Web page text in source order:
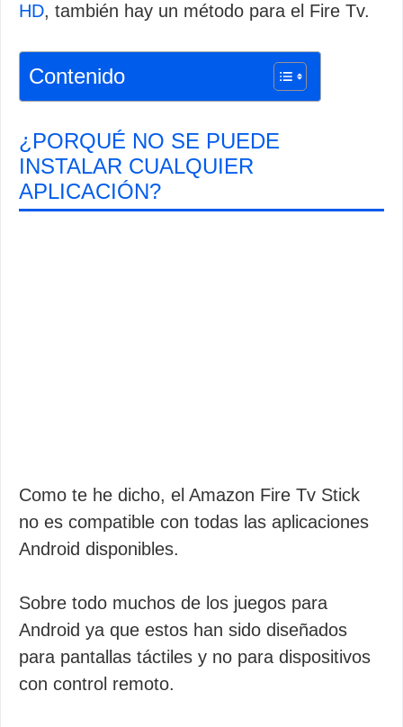
HD, también hay un método para el Fire Tv.
Contenido
¿PORQUÉ NO SE PUEDE
INSTALAR CUALQUIER
APLICACIÓN?
Como te he dicho, el Amazon Fire Tv Stick
no es compatible con todas las aplicaciones
Android disponibles.
Sobre todo muchos de los juegos para
Android ya que estos han sido diseñados
para pantallas táctiles y no para dispositivos
con control remoto.